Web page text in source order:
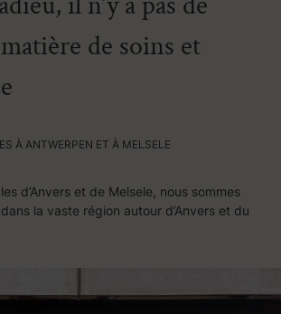
À ANTWERPEN ET À MELSELE
de soins et
d’Anvers et de Melsele, nous sommes
la vaste région autour d’Anvers et du